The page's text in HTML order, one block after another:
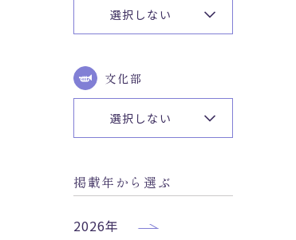
文化部
掲載年から選ぶ
2026年